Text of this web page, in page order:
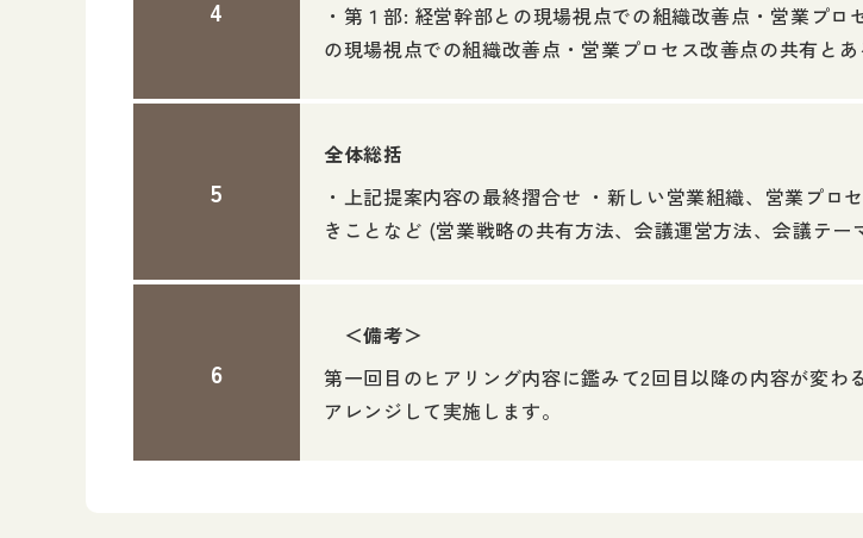
・第１部: 経営幹部との現場視点での組織改善点・営業プ
の現場視点での組織改善点・営業プロセス改善点の共有と
全体総括
・上記提案内容の最終摺合せ ・新しい営業組織、営業プ
きことなど (営業戦略の共有方法、会議運営方法、会議テー
＜備考＞
第一回目のヒアリング内容に鑑みて2回目以降の内容が変
アレンジして実施します。